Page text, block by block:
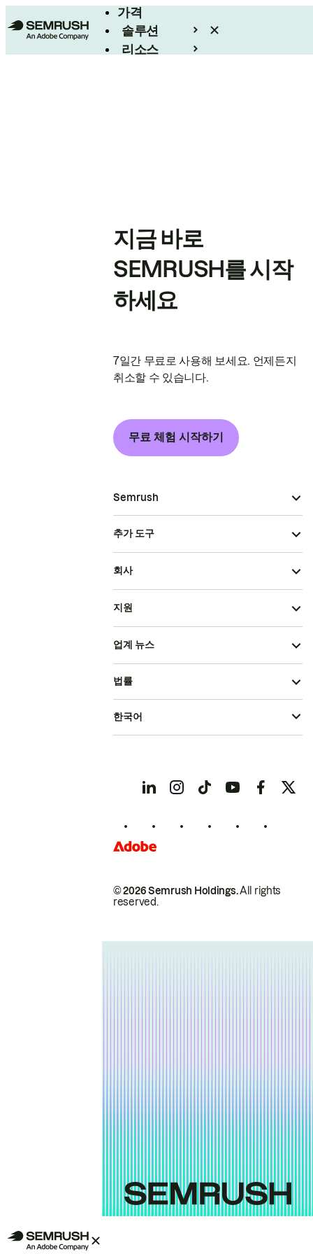
가격
솔루션
리소스
지금 바로
SEMRUSH를 시작
하세요
7일간 무료로 사용해 보세요. 언제든지
취소할 수 있습니다.
무료 체험 시작하기
Semrush
추가 도구
회사
지원
업계 뉴스
© 2026 Semrush Holdings.All rights
reserved.
법률
한국어